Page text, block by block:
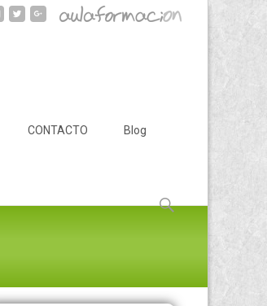
CONTACTO Blog
Buscar: